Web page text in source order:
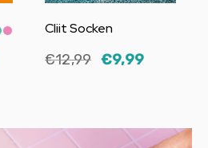
Cliit Socken
€12,99 €9,99